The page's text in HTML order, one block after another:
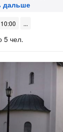
5 чел.